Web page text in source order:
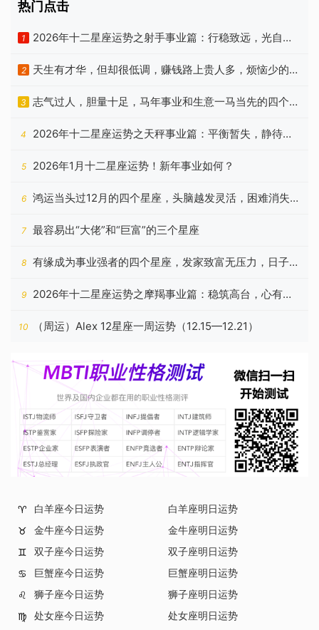
热门点击
1
2026年十二星座运势之射手事业篇：行稳致远，光自心
生
2
天生有才华，但却很低调，赚钱路上贵人多，烦恼少的3
个生肖
3
志气过人，胆量十足，马年事业和生意一马当先的四个属
4
2026年十二星座运势之天秤事业篇：平衡暂失，静待云
5 2026年1月十二星座运势！新年事业如何？
6
鸿运当头过12月的四个星座，头脑越发灵活，困难消失不
见
7 最容易出“大佬”和“巨富”的三个星座
8
有缘成为事业强者的四个星座，发家致富无压力，日子顺
利十足
9
2026年十二星座运势之摩羯事业篇：稳筑高台，心有所
10 （周运）Alex 12星座一周运势（12.15—12.21）
♈ 白羊座今日运势
白羊座明日运势
♉
金牛座今日运势
金牛座明日运势
♊
双子座今日运势
双子座明日运势
♋
巨蟹座今日运势
巨蟹座明日运势
♌
狮子座今日运势
狮子座明日运势
♍
处女座今日运势
处女座明日运势